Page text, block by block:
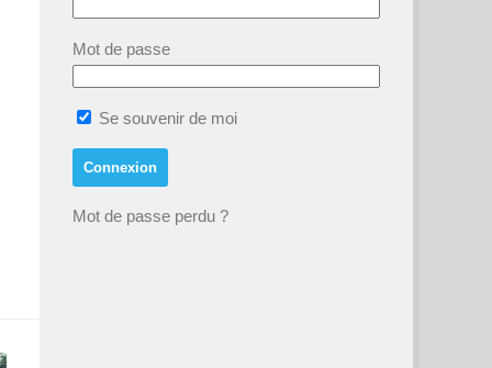
Mot de passe
Se souvenir de moi
Mot de passe perdu ?